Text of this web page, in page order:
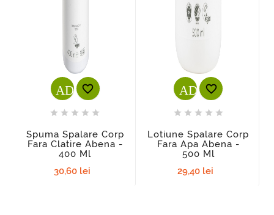
ADD_SHOPPING_CART

    
Spuma Spalare Corp
Fara Clatire Abena -
400 Ml
30,60 lei

    
Lotiune Spalare Corp
Fara Apa Abena -
500 Ml
29,40 lei